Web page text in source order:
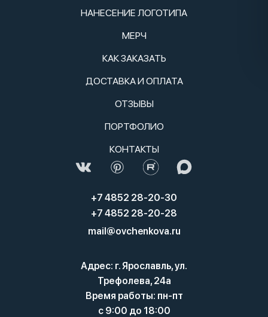
НАНЕСЕНИЕ ЛОГОТИПА
МЕРЧ
КАК ЗАКАЗАТЬ
ДОСТАВКА И ОПЛАТА
ОТЗЫВЫ
ПОРТФОЛИО
КОНТАКТЫ
+7 4852 28-20-30
+7 4852 28-20-28
mail@ovchenkova.ru
Адрес: г. Ярославль, ул.
Трефолева, 24а
Время работы: пн-пт
с 9:00 до 18:00